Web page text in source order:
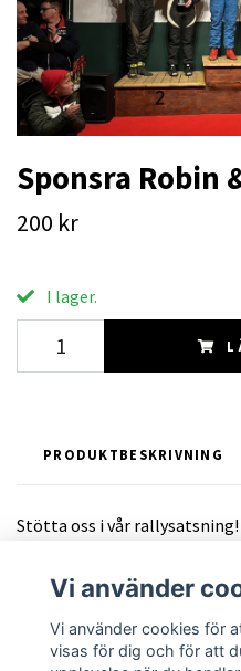
Sponsra Robin
200 kr
I lager.
PRODUKTBESKRIVNING
Stötta oss i vår rallysatsning!
Vi använder
Vi använder cookies för
visas för dig och för att